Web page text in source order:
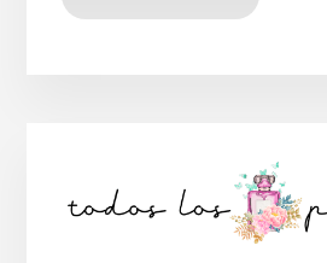
lateral